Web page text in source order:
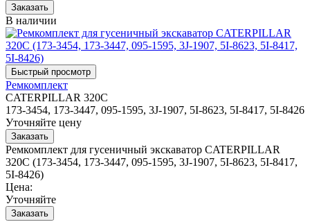
В наличии
Ремкомплект
CATERPILLAR 320C
173-3454, 173-3447, 095-1595, 3J-1907, 5I-8623, 5I-8417, 5I-8426
Уточняйте цену
Ремкомплект для гусеничный экскаватор CATERPILLAR
320C (173-3454, 173-3447, 095-1595, 3J-1907, 5I-8623, 5I-8417,
5I-8426)
Цена:
Уточняйте